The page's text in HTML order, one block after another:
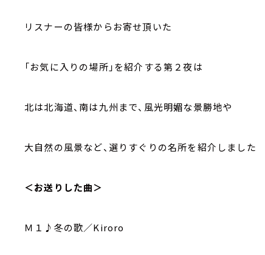
リスナーの皆様からお寄せ頂いた
「お気に入りの場所」を紹介する第２夜は
北は北海道、南は九州まで、風光明媚な景勝地や
大自然の風景など、選りすぐりの名所を紹介しました
＜お送りした曲＞
Ｍ１♪冬の歌／Kiroro